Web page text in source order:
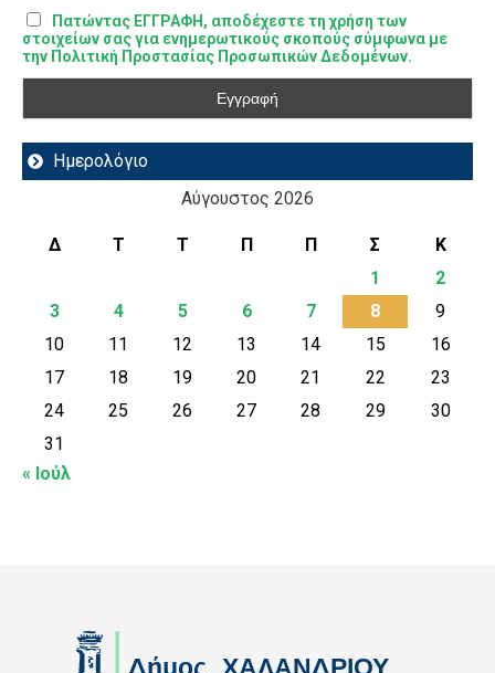
Πατώντας ΕΓΓΡΑΦΗ, αποδέχεστε τη χρήση των
στοιχείων σας για ενημερωτικούς σκοπούς σύμφωνα με
την Πολιτική Προστασίας Προσωπικών Δεδομένων.
Ημερολόγιο
Αύγουστος 2026
Δ Τ Τ Π Π Σ
Κ
1
2
3
4 5 6 7 8
9
10
11 12 13 14 15
16
17
18 19 20 21 22
23
24
25 26 27 28 29
30
31
« Ιούλ